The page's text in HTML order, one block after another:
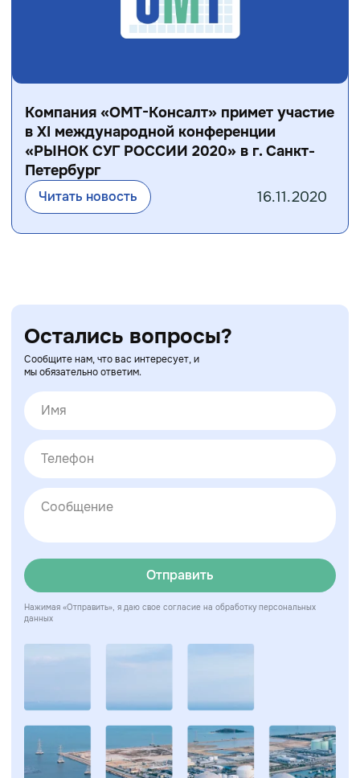
Компания «ОМТ-Консалт» примет участие
в XI международной конференции
«РЫНОК СУГ РОССИИ 2020» в г. Санкт-
Петербург
Читать новость 16.11.2020
Остались вопросы?
Сообщите нам, что вас интересует, и
мы обязательно ответим.
Отправить
Нажимая «Отправить», я даю свое согласие на обработку персональных
данных